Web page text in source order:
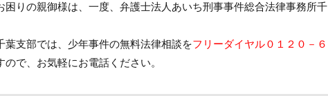
りの親御様は、一度、弁護士法人あいち刑事事件総合法律事務所千
支部では、少年事件の無料法律相談をフリーダイヤル０１２０－６
ので、お気軽にお電話ください。